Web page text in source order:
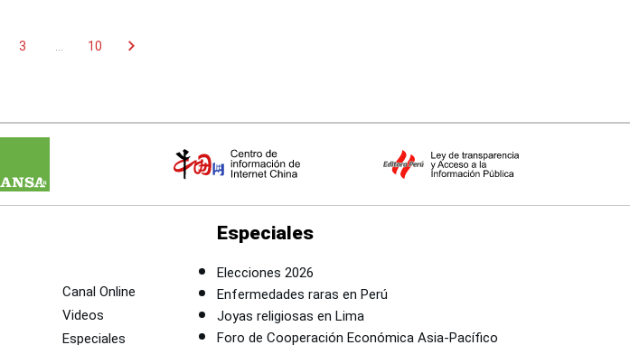
3 10 chevron_right
Canal Online
Videos
Especiales
Especiales
Elecciones 2026
Enfermedades raras en Perú
Joyas religiosas en Lima
Foro de Cooperación Económica Asia-Pacífico